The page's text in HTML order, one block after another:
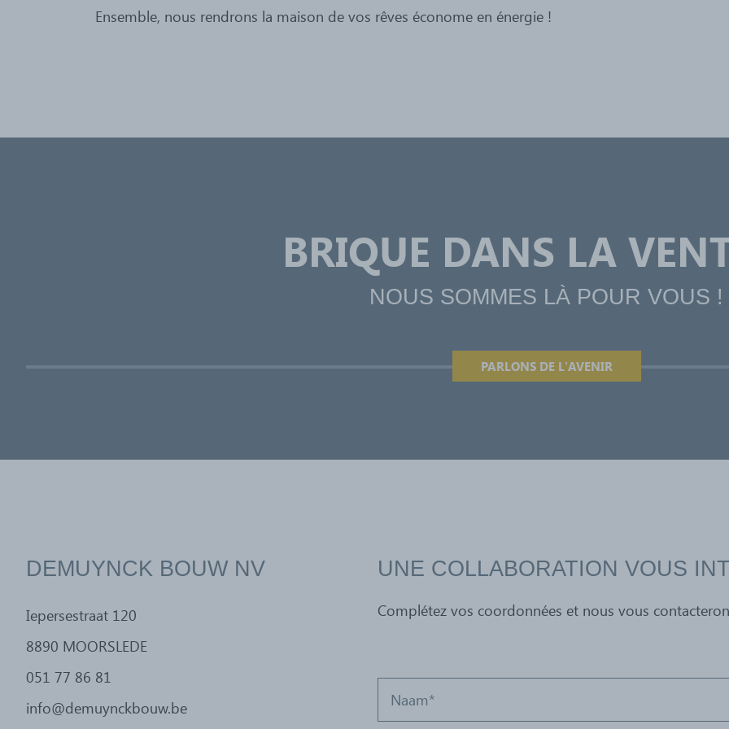
Ensemble, nous rendrons la maison de vos rêves économe en énergie !
Iepersestraat 120
8890 MOORSLEDE
051 77 86 81
info@demuynckbouw.be
DEMUYNCK BOUW NV UNE COLLABORATION VOUS
Complétez vos coordonnées et nous vous
PARLONS DE L'AVENIR
NOUS SOMMES LÀ POUR VOUS !
BRIQUE DANS LA